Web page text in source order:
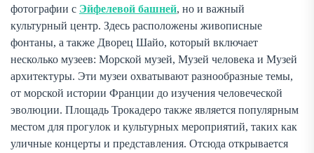
фотографии с Эйфелевой башней, но и важный
культурный центр. Здесь расположены живописные
фонтаны, а также Дворец Шайо, который включает
несколько музеев: Морской музей, Музей человека и Музей
архитектуры. Эти музеи охватывают разнообразные темы,
от морской истории Франции до изучения человеческой
эволюции. Площадь Трокадеро также является популярным
местом для прогулок и культурных мероприятий, таких как
уличные концерты и представления. Отсюда открывается